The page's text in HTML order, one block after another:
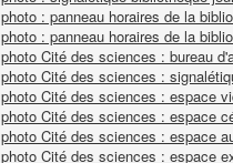
photo : panneau horaires de la
photo : panneau horaires de la
photo Cité des sciences : bureau
photo Cité des sciences :
photo Cité des sciences : espace
photo Cité des sciences : espace
photo Cité des sciences : espace
photo Cité des sciences : espace